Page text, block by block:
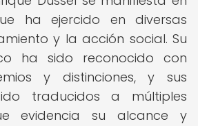
ha ejercido en diversas
y la acción social. Su
ha sido reconocido con
y distinciones, y sus
traducidos a múltiples
evidencia su alcance y